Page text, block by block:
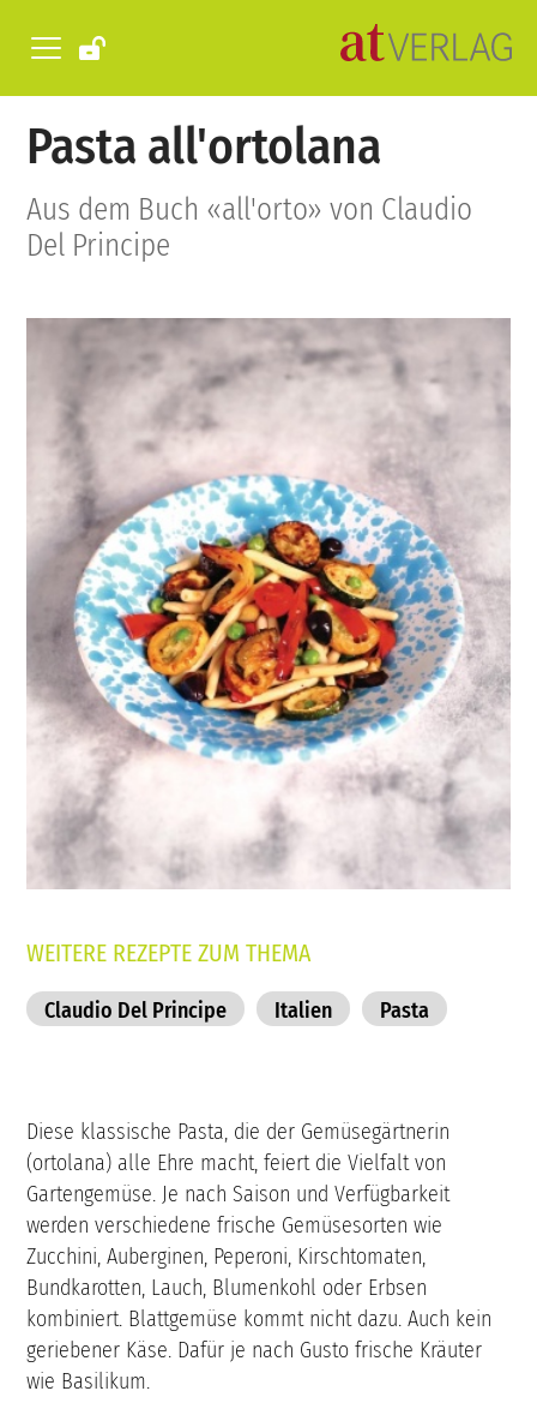
Pasta all'ortolana
Aus dem Buch «all'orto» von Claudio
Del Principe
WEITERE REZEPTE ZUM THEMA
Claudio Del Principe Italien Pasta
Diese klassische Pasta, die der Gemüsegärtnerin
(ortolana) alle Ehre macht, feiert die Vielfalt von
Gartengemüse. Je nach Saison und Verfügbarkeit
werden verschiedene frische Gemüsesorten wie
Zucchini, Auberginen, Peperoni, Kirschtomaten,
Bundkarotten, Lauch, Blumenkohl oder Erbsen
kombiniert. Blattgemüse kommt nicht dazu. Auch kein
geriebener Käse. Dafür je nach Gusto frische Kräuter
wie Basilikum.